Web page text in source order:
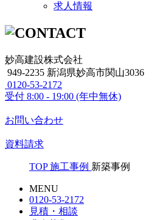
求人情報
妙高建設株式会社
949-2235 新潟県妙高市関山3036
0120-53-2172
受付 8:00 - 19:00 (年中無休)
お問い合わせ
資料請求
TOP 施工事例 新築事例
MENU
0120-53-2172
見積・相談